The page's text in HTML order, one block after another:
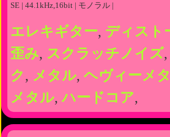
SE | 44.1kHz,16bit | モノラル |
エレキギター, ディスト
歪み, スクラッチノイズ,
ク , メタル, ヘヴィーメ
メタル,ハードコア,